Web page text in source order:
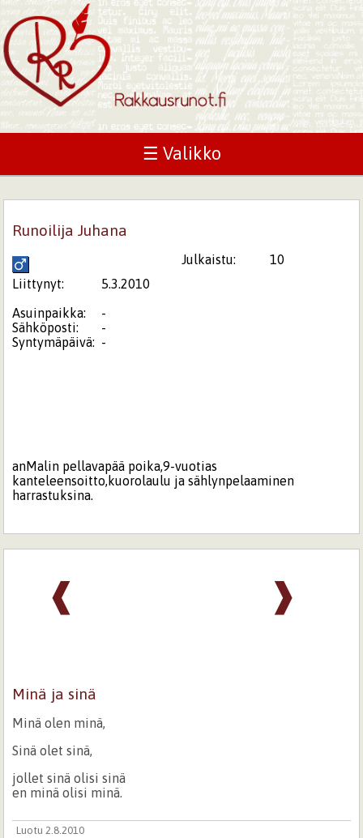
☰ Valikko
Runoilija Juhana
Julkaistu:
10
Liittynyt:
5.3.2010
Asuinpaikka:
-
Sähköposti:
-
Syntymäpäivä: -
anMalin pellavapää poika,9-vuotias
kanteleensoitto,kuorolaulu ja sählynpelaaminen
harrastuksina.
❱
❰
Minä ja sinä
Minä olen minä,
Sinä olet sinä,
jollet sinä olisi sinä
en minä olisi minä.
Luotu 2.8.2010